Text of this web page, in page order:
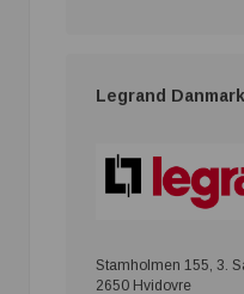
Legrand
Stamholmen 155, 3.
2650 Hvidovre